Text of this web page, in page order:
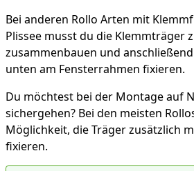
Bei anderen Rollo Arten mit
Plissee musst du die Klemmträger
zusammenbauen und
unten am Fensterrahmen fixieren.
Du möchtest bei der Montage auf
sichergehen? Bei den meisten
Möglichkeit, die Träger zusätzlich
fixieren.